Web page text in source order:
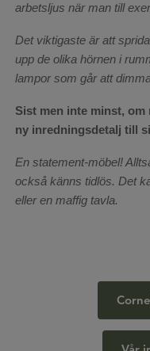
arbetsljus när man till
Det viktigaste är att
upp de olika hörnen i
lampor som går att
Sist men inte minst, om
ny inredningsdetalj till
En statement-möbel!
också känns tidlös. Det
eller en maffig tavla.